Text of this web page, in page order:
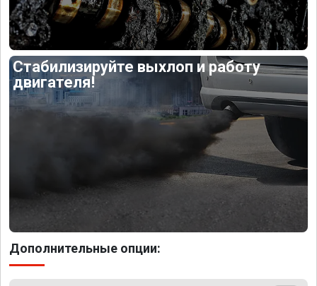
Стабилизируйте выхлоп и работу
двигателя!
Дополнительные опции: